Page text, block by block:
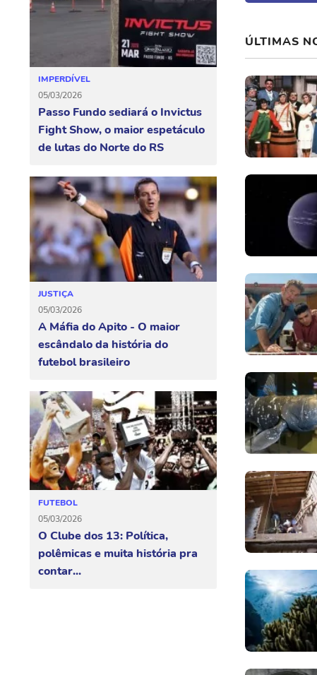
IMPERDÍVEL
05/03/2026
Passo Fundo sediará o Invictus
Fight Show, o maior espetáculo
de lutas do Norte do RS
JUSTIÇA
05/03/2026
A Máfia do Apito - O maior
escândalo da história do
futebol brasileiro
FUTEBOL
05/03/2026
O Clube dos 13: Política,
polêmicas e muita história pra
contar...
ÚLTIMAS